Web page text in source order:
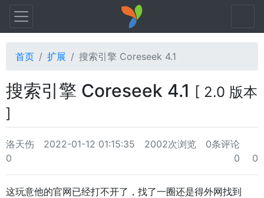
首页 扩展 搜索引擎 Coreseek 4.1
搜索引擎 Coreseek 4.1 [ 2.0 版本
]
洛天伤 2022-01-12 01:15:35 2002次浏览
0条评论
0
0 0
这玩意他的官网已经打不开了，找了一圈还是得外网找到